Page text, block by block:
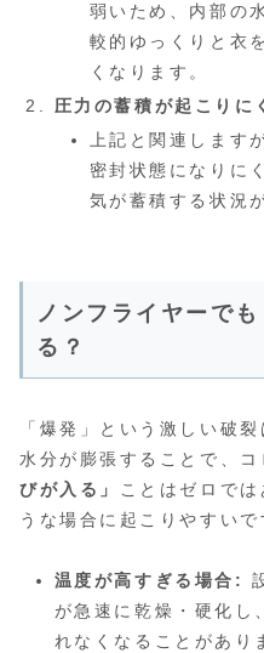
弱いため、内部の
較的ゆっくりと衣
くなります。
圧力の蓄積が起こりに
上記と関連します
密封状態になりに
気が蓄積する状況
ノンフライヤーで
る？
「爆発」という激しい破
水分が膨張することで、
びが入る」
ことはゼロで
うな場合に起こりやすいで
温度が高すぎる場合:
が急速に乾燥・硬化し
れなくなることがあり